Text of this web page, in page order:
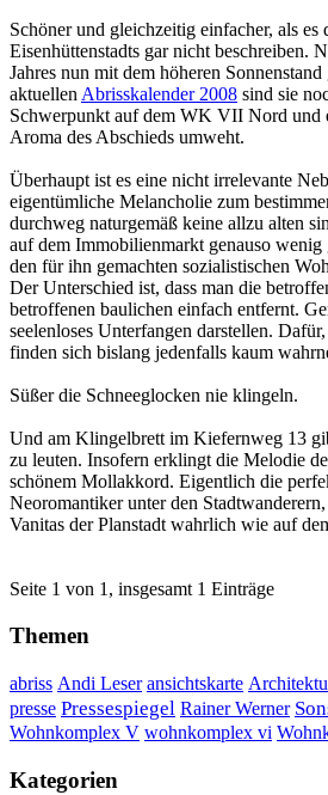
Schöner und gleichzeitig einfacher, als
Eisenhüttenstadts gar nicht beschreiben.
Jahres nun mit dem höheren
aktuellen Abrisskalender 2008 sind sie
Schwerpunkt auf dem WK VII Nord und
Aroma des Abschieds umweht.
Überhaupt ist es eine nicht irrelevante
eigentümliche Melancholie zum
durchweg naturgemäß keine allzu alten
auf dem Immobilienmarkt genauso
den für ihn gemachten sozialistischen
Der Unterschied ist, dass man die
betroffenen baulichen einfach entfernt.
seelenloses Unterfangen darstellen.
finden sich bislang jedenfalls kaum
Süßer die Schneeglocken nie klingeln.
Und am Klingelbrett im Kiefernweg 13
zu leuten. Insofern erklingt die Melodie
schönem Mollakkord. Eigentlich die
Neoromantiker unter den
Vanitas der Planstadt wahrlich wie auf
Seite 1 von 1, insgesamt 1 Einträge
Themen
abriss Andi Leser ansichtskarte
presse Pressespiegel Rainer Werner
Wohnkomplex V wohnkomplex vi
Kategorien